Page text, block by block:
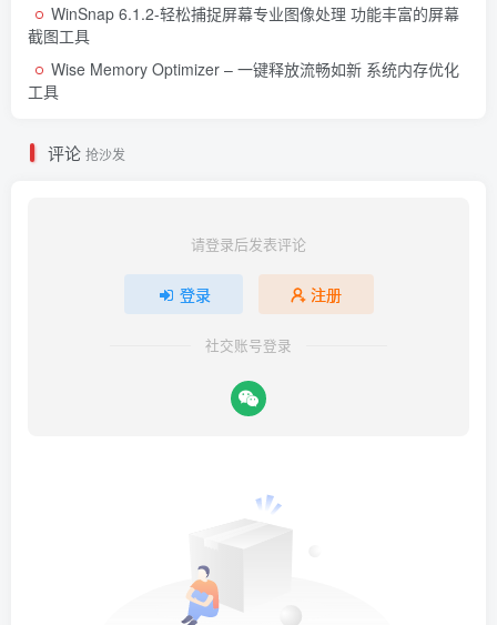
WinSnap 6.1.2-轻松捕捉屏幕专业图像处理 功能丰富的屏幕
截图工具
Wise Memory Optimizer – 一键释放流畅如新 系统内存优化
工具
评论 抢沙发
请登录后发表评论
登录 注册
社交账号登录